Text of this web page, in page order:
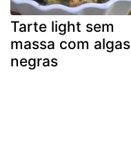
Tarte light sem
massa com algas
negras